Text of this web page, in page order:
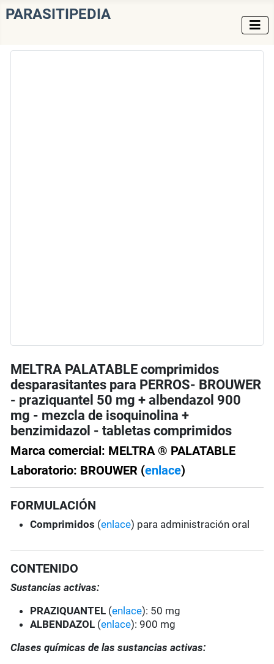
PARASITIPEDIA
MELTRA PALATABLE comprimidos
desparasitantes para PERROS- BROUWER
- praziquantel 50 mg + albendazol 900
mg - mezcla de isoquinolina +
benzimidazol - tabletas comprimidos
Marca comercial: MELTRA ® PALATABLE
Laboratorio: BROUWER (enlace)
FORMULACIÓN
Comprimidos (enlace) para administración oral
CONTENIDO
Sustancias activas:
PRAZIQUANTEL (enlace): 50 mg
ALBENDAZOL (enlace): 900 mg
Clases químicas de las sustancias activas: